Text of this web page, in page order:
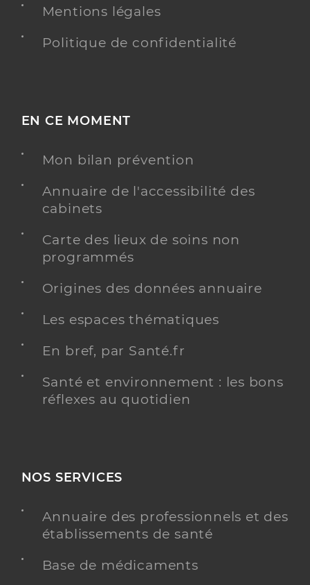
Mentions légales
Politique de confidentialité
EN CE MOMENT
Mon bilan prévention
Annuaire de l'accessibilité des
cabinets
Carte des lieux de soins non
programmés
Origines des données annuaire
Les espaces thématiques
En bref, par Santé.fr
Santé et environnement : les bons
réflexes au quotidien
NOS SERVICES
Annuaire des professionnels et des
établissements de santé
Base de médicaments